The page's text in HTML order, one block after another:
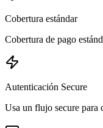
Cobertura estándar
Cobertura de pago
Autenticación Secure
Usa un flujo secure para